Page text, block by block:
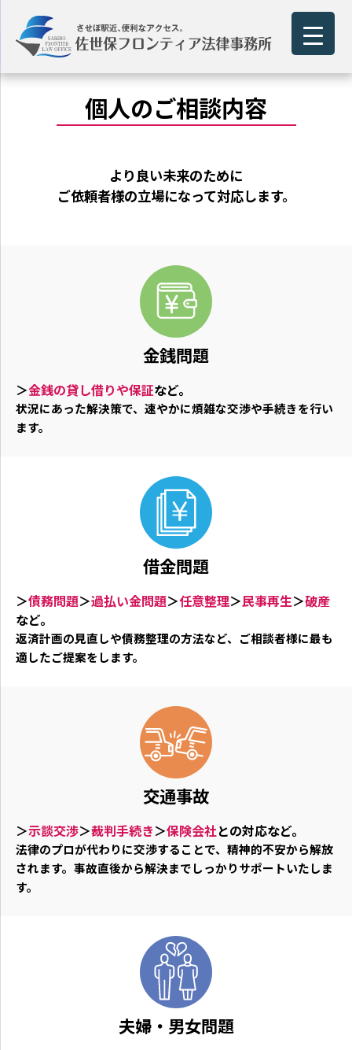
個人のご相談内容
より良い未来のために
ご依頼者様の立場になって対応します。
金銭問題
＞金銭の貸し借りや保証など。
状況にあった解決策で、速やかに煩雑な交渉や手続きを行い
ます。
借金問題
＞債務問題＞過払い金問題＞任意整理＞民事再生＞破産
など。
返済計画の見直しや債務整理の方法など、ご相談者様に最も
適したご提案をします。
交通事故
＞示談交渉＞裁判手続き＞保険会社との対応など。
法律のプロが代わりに交渉することで、精神的不安から解放
されます。事故直後から解決までしっかりサポートいたしま
す。
夫婦・男女問題